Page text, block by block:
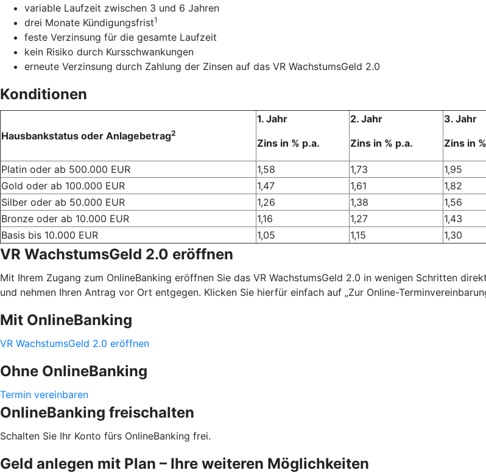
variable Laufzeit zwischen 3 und 6 Jahren
drei Monate Kündigungsfrist1
feste Verzinsung für die gesamte Laufzeit
kein Risiko durch Kursschwankungen
erneute Verzinsung durch Zahlung der Zinsen auf das VR WachstumsGeld 2.0
Konditionen
Hausbankstatus oder Anlagebetrag2
1. Jahr
Zins in % p.a.
2. Jahr
Zins in % p.a.
3. Jahr
Zins in
Platin oder ab 500.000 EUR 1,58 1,73 1,95
Gold oder ab 100.000 EUR
1,47 1,61 1,82
Silber oder ab 50.000 EUR
1,26 1,38 1,56
Bronze oder ab 10.000 EUR
1,16 1,27 1,43
Basis bis 10.000 EUR
1,05 1,15 1,30
VR WachstumsGeld 2.0 eröffnen
Mit Ihrem Zugang zum OnlineBanking eröffnen Sie das VR WachstumsGeld 2.0 in wenigen Schritten
und nehmen Ihren Antrag vor Ort entgegen. Klicken Sie hierfür einfach auf „Zur Online-
Mit OnlineBanking
VR WachstumsGeld 2.0 eröffnen
Ohne OnlineBanking
Termin vereinbaren
OnlineBanking freischalten
Schalten Sie Ihr Konto fürs OnlineBanking frei.
Geld anlegen mit Plan – Ihre weiteren Möglichkeiten